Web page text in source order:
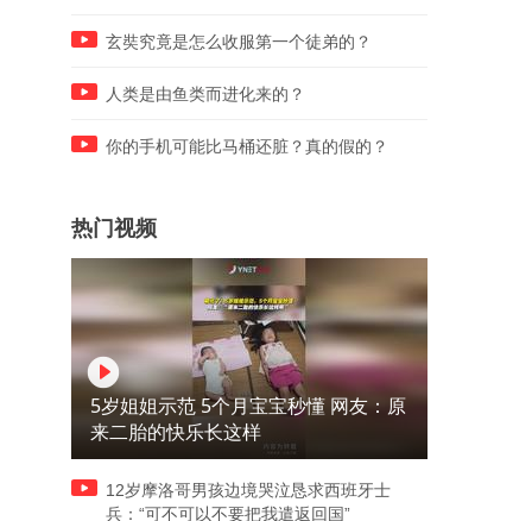
01:59
关东风情，好戏不停！沈阳棋
山河为伴，这便是沈阳独有
玄奘究竟是怎么收服第一个徒弟的？
人类是由鱼类而进化来的？
你的手机可能比马桶还脏？真的假的？
热门视频
5岁姐姐示范 5个月宝宝秒懂 网友：原
来二胎的快乐长这样
12岁摩洛哥男孩边境哭泣恳求西班牙士
兵：“可不可以不要把我遣返回国”